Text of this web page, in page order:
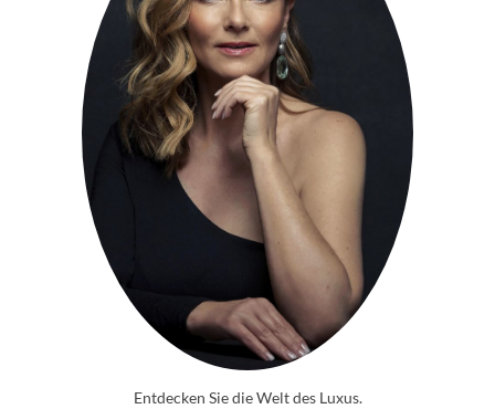
Entdecken Sie die Welt des Luxus.